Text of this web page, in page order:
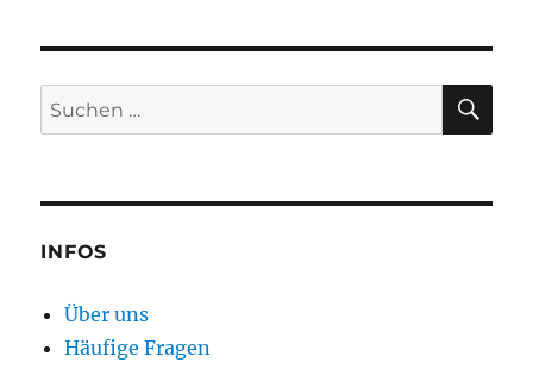
Suchen
nach:
INFOS
Über uns
Häufige Fragen